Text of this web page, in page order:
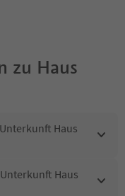
zu Haus
Haus
Haus